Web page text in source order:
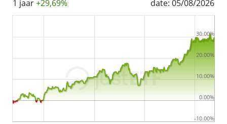
1 jaar+29,69% date: 05/08/2026
-10.00%
0.00%
10.00%
20.00%
30.00%